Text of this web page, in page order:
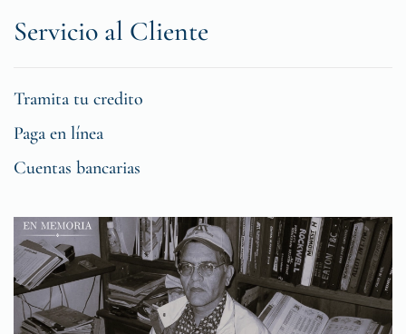
Servicio al Cliente
Tramita tu credito
Paga en línea
Cuentas bancarias